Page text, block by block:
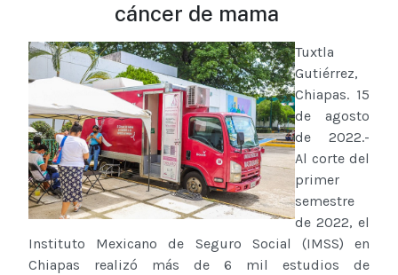
cáncer de mama
Tuxtla
Gutiérrez,
Chiapas. 15
de agosto
de 2022.-
Al corte del
primer
semestre
de 2022, el
Instituto Mexicano de Seguro Social (IMSS) en
Chiapas realizó más de 6 mil estudios de